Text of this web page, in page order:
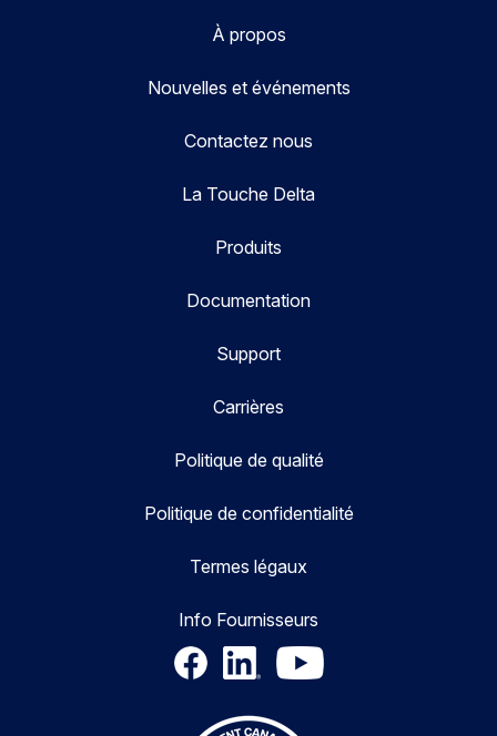
À propos
Nouvelles et événements
Contactez nous
La Touche Delta
Produits
Documentation
Support
Carrières
Politique de qualité
Politique de confidentialité
Termes légaux
Info Fournisseurs